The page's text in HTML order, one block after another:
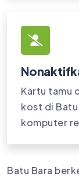
Kartu tamu
kost di
komputer
Batu Bara